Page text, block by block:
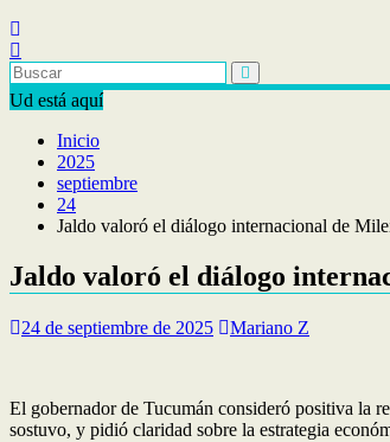
Ud está aquí
Inicio
2025
septiembre
24
Jaldo valoró el diálogo internacional de
Jaldo valoró el diálogo
24 de septiembre de 2025 Mariano Z
El gobernador de Tucumán consideró positiva la
sostuvo, y pidió claridad sobre la estrategia